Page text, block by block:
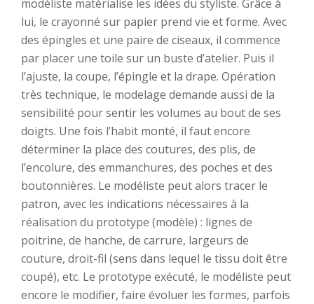
modéliste matérialise les idées du styliste. Grâce à
lui, le crayonné sur papier prend vie et forme. Avec
des épingles et une paire de ciseaux, il commence
par placer une toile sur un buste d’atelier. Puis il
l’ajuste, la coupe, l’épingle et la drape. Opération
très technique, le modelage demande aussi de la
sensibilité pour sentir les volumes au bout de ses
doigts. Une fois l’habit monté, il faut encore
déterminer la place des coutures, des plis, de
l’encolure, des emmanchures, des poches et des
boutonnières. Le modéliste peut alors tracer le
patron, avec les indications nécessaires à la
réalisation du prototype (modèle) : lignes de
poitrine, de hanche, de carrure, largeurs de
couture, droit-fil (sens dans lequel le tissu doit être
coupé), etc. Le prototype exécuté, le modéliste peut
encore le modifier, faire évoluer les formes, parfois